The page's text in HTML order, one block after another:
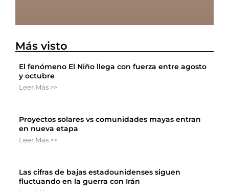
Más visto
El fenómeno El Niño llega con fuerza entre agosto
y octubre
Leer Más >>
Proyectos solares vs comunidades mayas entran
en nueva etapa
Leer Más >>
Las cifras de bajas estadounidenses siguen
fluctuando en la guerra con Irán